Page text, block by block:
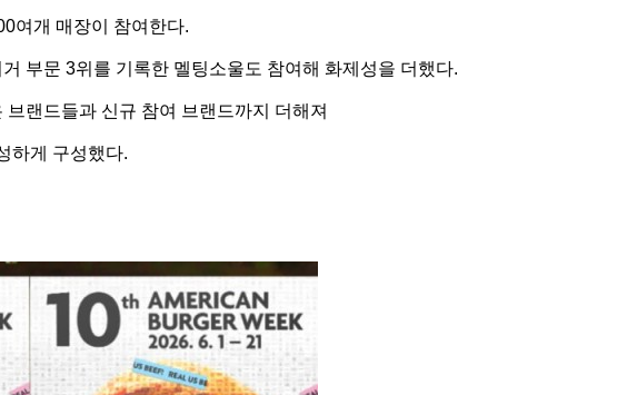
여개 매장이 참여한다.
부문 3위를 기록한 멜팅소울도 참여해 화제성을 더했다.
랜드들과 신규 참여 브랜드까지 더해져
하게 구성했다.